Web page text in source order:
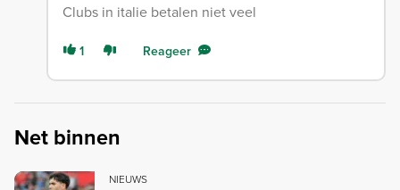
Clubs in italie betalen niet veel
1 Reageer
Net binnen
NIEUWS